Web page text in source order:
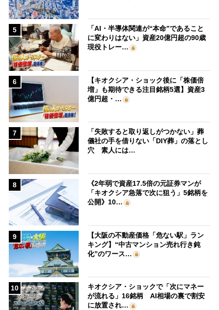
5
「AI・半導体関連が“本命”であること
に変わりはない」資産20億円超の90歳
現役トレー…
6
【キオクシア・ショック後に「株価倍
増」も期待できる注目銘柄5選】資産3
億円超・…
7
「失敗すると取り返しがつかない」葬
儀社の手を借りない「DIY葬」の落とし
穴 素人には…
8
《2年弱で資産17.5倍の元証券マンが
「キオクシア急落で次に狙う」5銘柄を
公開》10…
9
【大阪の不動産価格「危ない駅」ラン
キング】“中古マンション売れ行き鈍
化”のワース…
10
キオクシア・ショックで「次にマネー
が流れる」16銘柄 AI相場の裏で割安
に放置され…